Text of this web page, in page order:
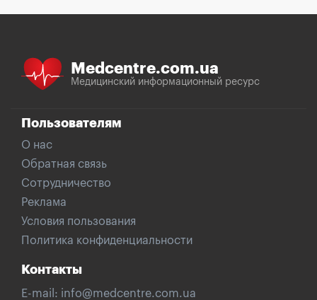
Medcentre.com.ua
Медицинский информационный ресурс
Пользователям
О нас
Обратная связь
Сотрудничество
Реклама
Условия пользования
Политика конфиденциальности
Контакты
E-mail: info@medcentre.com.ua